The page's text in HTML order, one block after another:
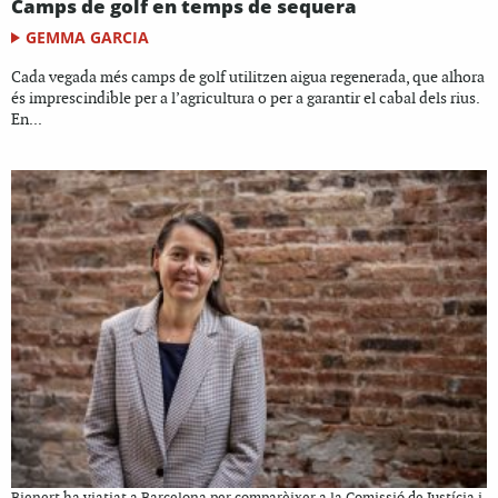
Camps de golf en temps de sequera
GEMMA GARCIA
Cada vegada més camps de golf utilitzen aigua regenerada, que alhora
és imprescindible per a l’agricultura o per a garantir el cabal dels rius.
En...